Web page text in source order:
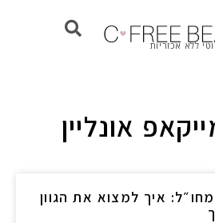
ללא אכזריות
אונליין
איך למצוא את הגוון